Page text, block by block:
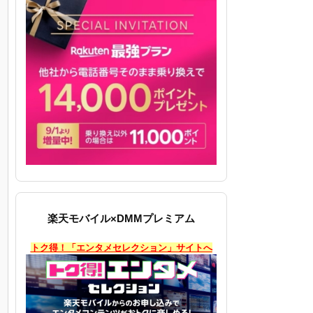
楽天モバイル×DMMプレミアム
トク得！「エンタメセレクション」サイトへ